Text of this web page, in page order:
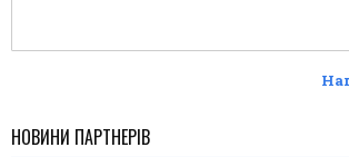
НОВИНИ ПАРТНЕРІВ